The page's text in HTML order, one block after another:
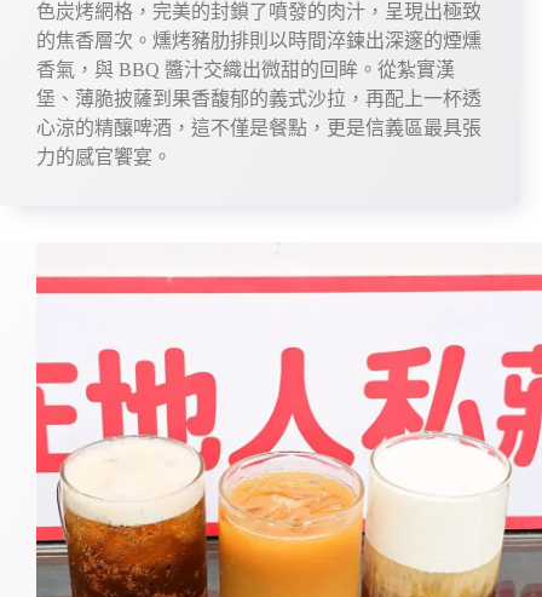
色炭烤網格，完美的封鎖了噴發的肉汁，呈現出極致
的焦香層次。燻烤豬肋排則以時間淬鍊出深邃的煙燻
香氣，與 BBQ 醬汁交織出微甜的回眸。從紮實漢
堡、薄脆披薩到果香馥郁的義式沙拉，再配上一杯透
心涼的精釀啤酒，這不僅是餐點，更是信義區最具張
力的感官饗宴。